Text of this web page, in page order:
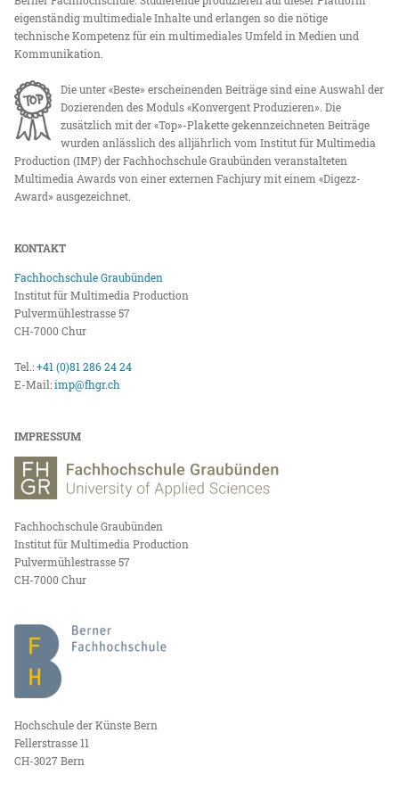
eigenständig multimediale Inhalte und erlangen so die nötige
technische Kompetenz für ein multimediales Umfeld in Medien und
Kommunikation.
Die unter «Beste» erscheinenden Beiträge sind eine Auswahl der
Dozierenden des Moduls «Konvergent Produzieren». Die
zusätzlich mit der «Top»-Plakette gekennzeichneten Beiträge
wurden anlässlich des alljährlich vom Institut für Multimedia
Production (IMP) der Fachhochschule Graubünden veranstalteten
Multimedia Awards von einer externen Fachjury mit einem «Digezz-
Award» ausgezeichnet.
KONTAKT
Fachhochschule Graubünden
Institut für Multimedia Production
Pulvermühlestrasse 57
CH-7000 Chur
Tel.:+41 (0)81 286 24 24
E-Mail:imp@fhgr.ch
IMPRESSUM
Fachhochschule Graubünden
Institut für Multimedia Production
Pulvermühlestrasse 57
CH-7000 Chur
Hochschule der Künste Bern
Fellerstrasse 11
CH-3027 Bern